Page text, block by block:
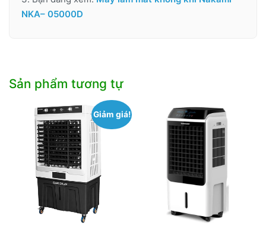
NKA– 05000D
Sản phẩm tương tự
Giảm giá!